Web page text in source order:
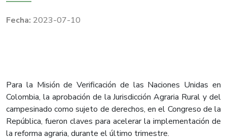
2023-07-10
Para la Misión de Verificación de las Naciones Unidas en
Colombia, la aprobación de la Jurisdicción Agraria Rural y del
campesinado como sujeto de derechos, en el Congreso de la
República, fueron claves para acelerar la implementación de
la reforma agraria, durante el último trimestre.